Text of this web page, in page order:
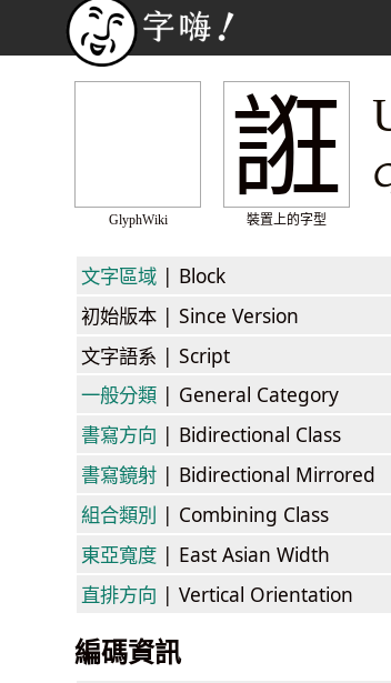
GlyphWiki
誑
裝置上的字型
文字區域 | Block
初始版本 | Since Version
文字語系 | Script
一般分類 | General Category
書寫方向 | Bidirectional Class
書寫鏡射 | Bidirectional Mirrored
組合類別 | Combining Class
東亞寬度 | East Asian Width
直排方向 | Vertical Orientation
編碼資訊